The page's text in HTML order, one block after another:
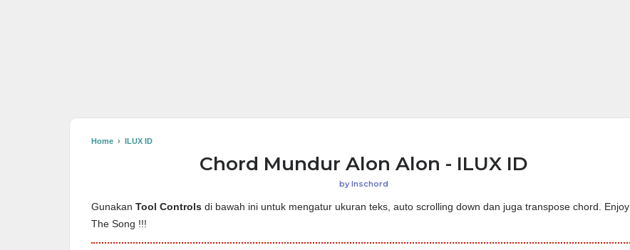
Home › ILUX ID
Chord Mundur Alon Alon - ILUX ID
byInschord
Gunakan Tool Controls di bawah ini untuk mengatur ukuran teks, auto scrolling down dan juga transpose chord. Enjoy
The Song !!!